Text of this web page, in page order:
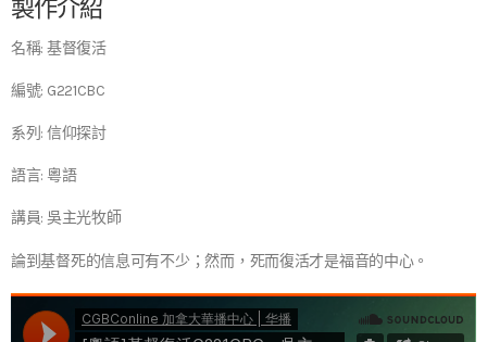
製作介紹
名稱: 基督復活
編號: G221CBC
系列: 信仰探討
語言: 粵語
講員: 吳主光牧師
論到基督死的信息可有不少；然而，死而復活才是福音的中心。